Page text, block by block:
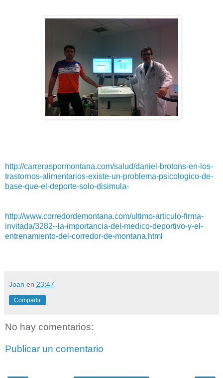
http://carreraspormontana.com/salud/daniel-brotons-en-los-
trastornos-alimentarios-existe-un-problema-psicologico-de-
base-que-el-deporte-solo-disimula-
http://www.corredordemontana.com/ultimo-articulo-firma-
invitada/3282--la-importancia-del-medico-deportivo-y-el-
entrenamiento-del-corredor-de-montana.html
Joan en 23:47
Compartir
No hay comentarios:
Publicar un comentario